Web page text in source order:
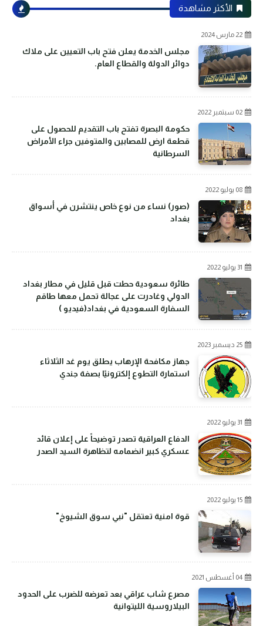
الأكثر مشاهدة
22 مارس 2024
مجلس الخدمة يعلن فتح باب التعيين على ملاك
دوائر الدولة والقطاع العام.
02 سبتمبر 2022
حكومة البصرة تفتح باب التقديم للحصول على
قطعة ارض للمصابين والمتوفين جراء الأمراض
السرطانية
08 يوليو 2022
(صور) نساء من نوع خاص ينتشرن في أسواق
بغداد
31 يوليو 2022
طائرة سعودية حطت قبل قليل في مطار بغداد
الدولي وغادرت على عجالة تحمل معها طاقم
السفارة السعودية في بغداد(فيديو )
25 ديسمبر 2023
جهاز مكافحة الإرهاب يطلق يوم غد الثلاثاء
استمارة التطوع إلكترونيًا بصفة جندي
31 يوليو 2022
الدفاع العراقية تصدر توضيحاً على إعلان قائد
عسكري كبير انضمامه لتظاهرة السيد الصدر
15 يوليو 2022
قوة امنية تعتقل "نبي سوق الشيوخ"
04 أغسطس 2021
مصرع شاب عراقي بعد تعرضه للضرب على الحدود
البيلاروسية الليتوانية